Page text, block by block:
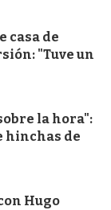
casa de
"Tuve un
la hora":
hinchas de
Hugo